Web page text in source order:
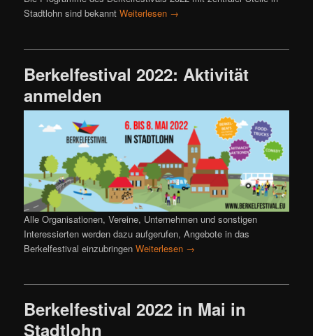
Stadtlohn sind bekanntWeiterlesen →
Berkelfestival 2022: Aktivität
anmelden
Alle Organisationen, Vereine, Unternehmen und sonstigen
Interessierten werden dazu aufgerufen, Angebote in das
Berkelfestival einzubringenWeiterlesen →
Berkelfestival 2022 in Mai in
Stadtlohn